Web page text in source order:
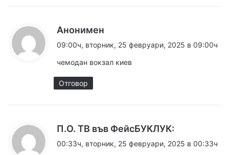
Анонимен
а
09:00ч, вторник, 25 февруари, 2025 в 09:00ч
чемодан вокзал киев
Отговор
П.О. ТВ във ФейсБУКЛУК:
а
00:33ч, вторник, 25 февруари, 2025 в 00:33ч